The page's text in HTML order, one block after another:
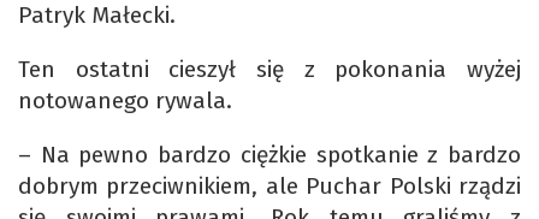
Patryk Małecki.
Ten ostatni cieszył się z pokonania wyżej
notowanego rywala.
– Na pewno bardzo ciężkie spotkanie z bardzo
dobrym przeciwnikiem, ale Puchar Polski rządzi